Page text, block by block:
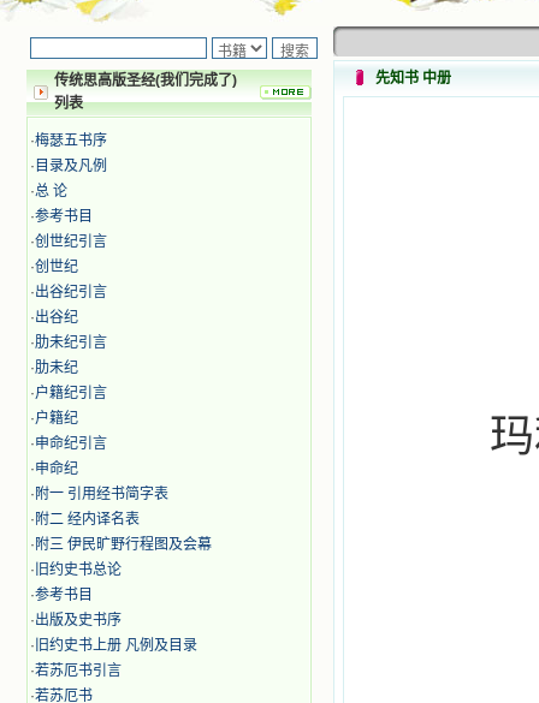
传统思高版圣经(我们完成了)
列表
·梅瑟五书序
· 目录及凡例
·总 论
·参考书目
·创世纪引言
·创世纪
·出谷纪引言
·出谷纪
·肋未纪引言
·肋未纪
·户籍纪引言
·户籍纪
·申命纪引言
·申命纪
· 附一 引用经书简字表
· 附二 经内译名表
· 附三 伊民旷野行程图及会幕
· 旧约史书总论
·参考书目
·出版及史书序
· 旧约史书上册 凡例及目录
·若苏厄书引言
·若苏厄书
先知书 中册
玛利